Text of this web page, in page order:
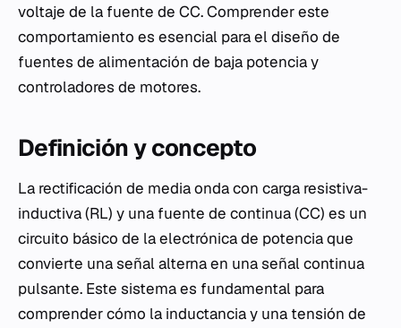
voltaje de la fuente de CC. Comprender este
comportamiento es esencial para el diseño de
fuentes de alimentación de baja potencia y
controladores de motores.
Definición y concepto
La rectificación de media onda con carga resistiva-
inductiva (RL) y una fuente de continua (CC) es un
circuito básico de la electrónica de potencia que
convierte una señal alterna en una señal continua
pulsante. Este sistema es fundamental para
comprender cómo la inductancia y una tensión de